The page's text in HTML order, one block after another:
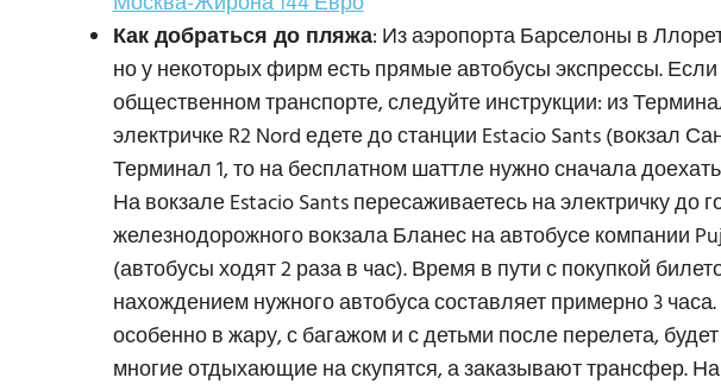
Как добраться до пляжа: Из аэропорта Барселоны в
но у некоторых фирм есть прямые автобусы экспрессы.
общественном транспорте, следуйте инструкции: из
электричке R2 Nord едете до станции Estacio Sants (вокзал
Терминал 1, то на бесплатном шаттле нужно сначала
На вокзале Estacio Sants пересаживаетесь на электричку до
железнодорожного вокзала Бланес на автобусе компании
(автобусы ходят 2 раза в час). Время в пути с покупкой
нахождением нужного автобуса составляет примерно 3
особенно в жару, с багажом и с детьми после перелета,
многие отдыхающие на скупятся, а заказывают трансфер.